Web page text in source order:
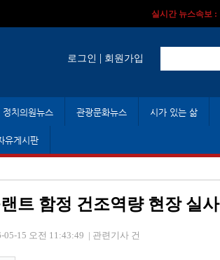
실시간 뉴스속보 :
로그인 | 회원가입
정치의원뉴스 관광문화뉴스 시가 있는 삶
유게시판
트 함정 건조역량 현장 실사
05-15 오전 11:43:49 관련기사 건